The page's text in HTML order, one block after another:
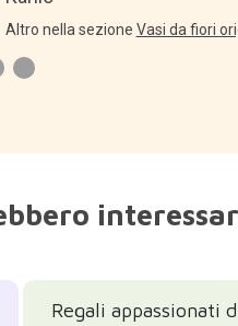
Altro nella sezione Vasi da fiori
Regali appassionati